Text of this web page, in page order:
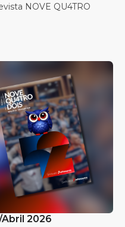
NOVE QU4TRO
Abril 2026